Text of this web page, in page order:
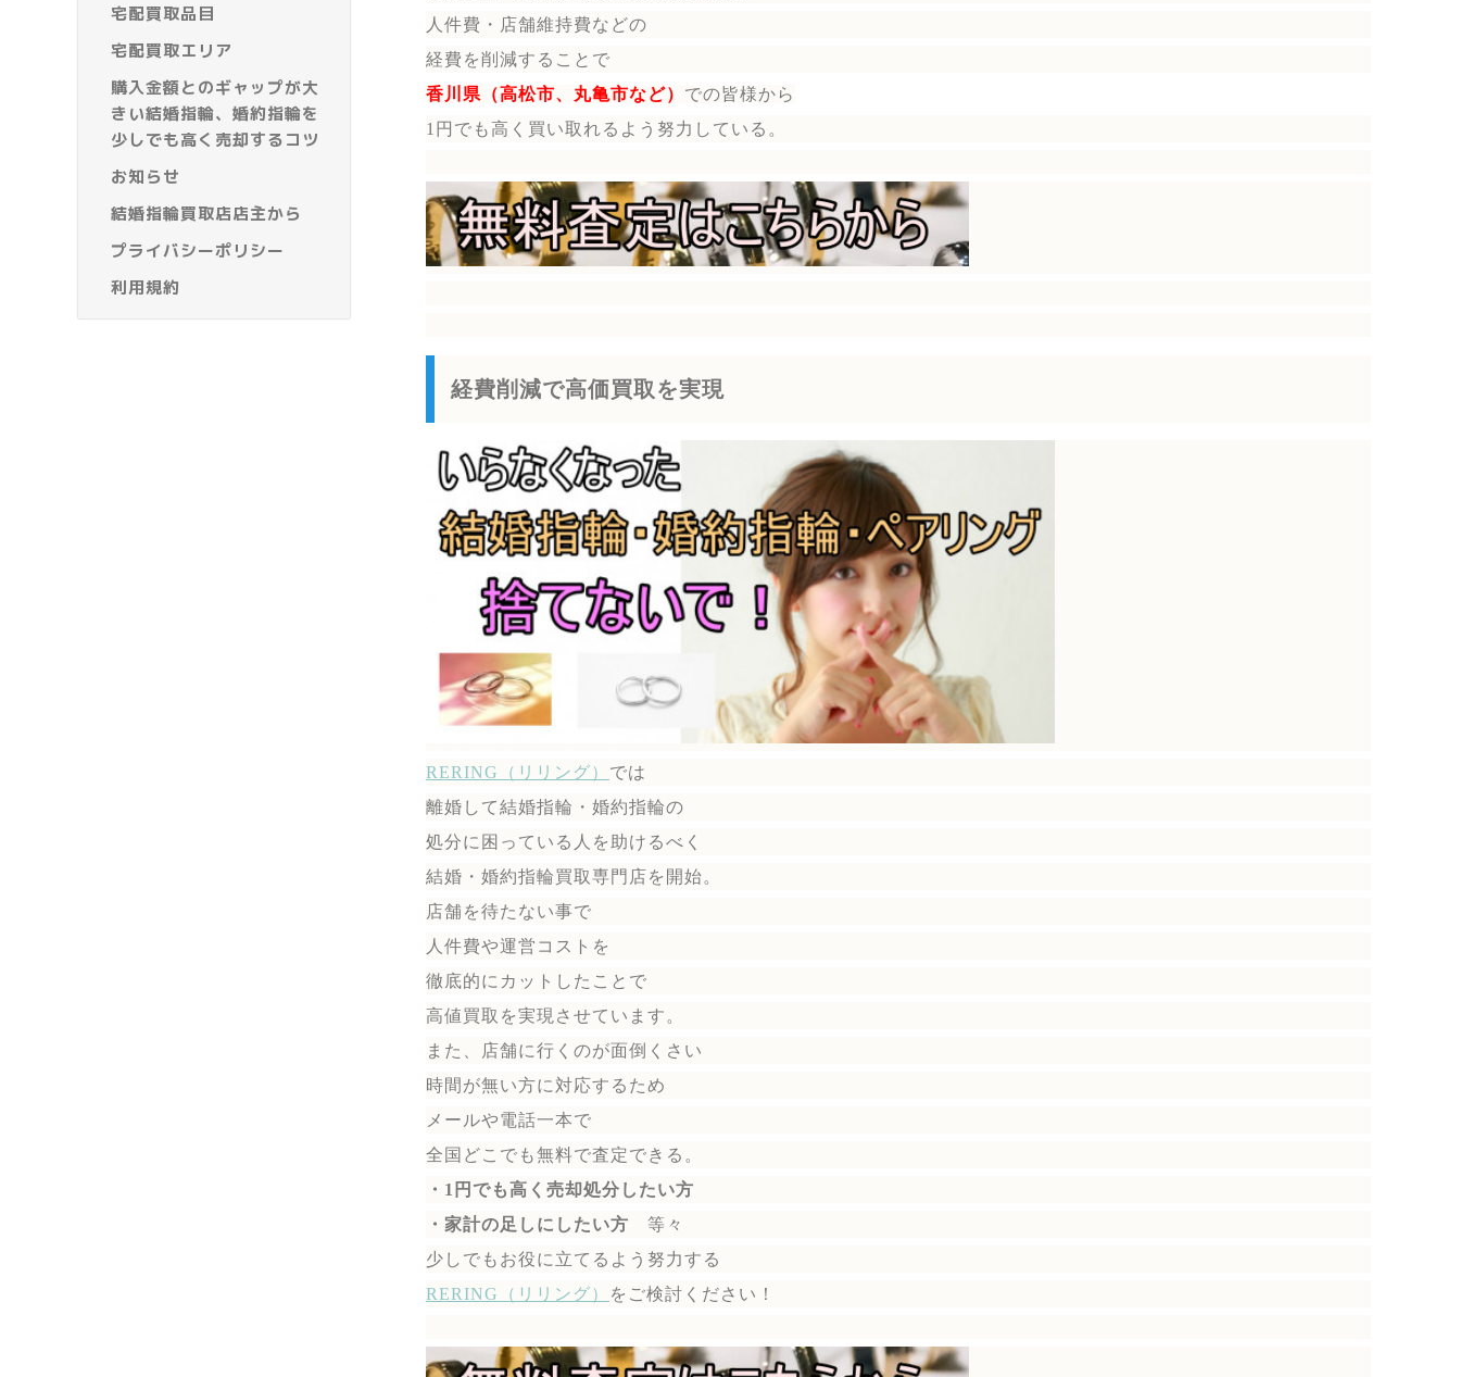
宅配買取品目
宅配買取エリア
購入金額とのギャップが大
きい結婚指輪、婚約指輪を
少しでも高く売却するコツ
お知らせ
結婚指輪買取店店主から
プライバシーポリシー
利用規約
人件費・店舗維持費などの
経費を削減することで
香川県（高松市、丸亀市など） での皆様から
1円でも高く買い取れるよう努力している。
経費削減で高価買取を実現
RERING（リリング） では
離婚して結婚指輪・婚約指輪の
処分に困っている人を助けるべく
結婚・婚約指輪買取専門店を開始。
店舗を待たない事で
人件費や運営コストを
徹底的にカットしたことで
高値買取を実現させています。
また、店舗に行くのが面倒くさい
時間が無い方に対応するため
メールや電話一本で
全国どこでも無料で査定できる。
・1円でも高く売却処分したい方
・家計の足しにしたい方 等々
少しでもお役に立てるよう努力する
RERING（リリング）
を ご検討ください！